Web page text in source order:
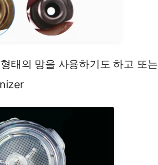
태의 망을 사용하기도 하고 또는